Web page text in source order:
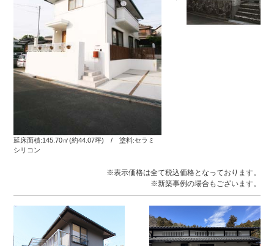
延床面積:145.70㎡(約44.07坪) / 塗料:セラミ
シリコン
※表示価格は全て税込価格となっております。
※新築事例の場合もございます。